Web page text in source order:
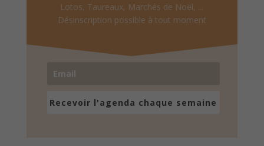
Lotos, Taureaux, Marchés de Noël, ...
Désinscription possible à tout moment
Recevoir l'agenda chaque semaine